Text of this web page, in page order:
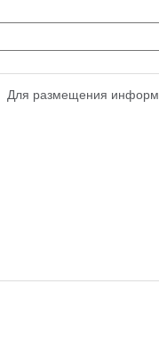
Для размещения